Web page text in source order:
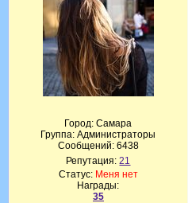
Город: Самара
Группа: Администраторы
Сообщений: 6438
Репутация:21
Статус: Меня нет
Награды:
35